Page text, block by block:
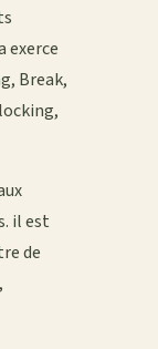
exerce
Break,
il est
de